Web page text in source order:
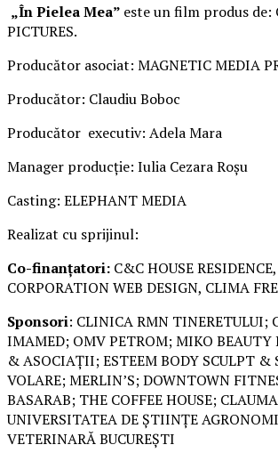
„În Pielea Mea” este un film produs de:
PICTURES.
Producător asociat: MAGNETIC MEDIA
Producător: Claudiu Boboc
Producător executiv: Adela Mara
Manager producție: Iulia Cezara Roșu
Casting: ELEPHANT MEDIA
Realizat cu sprijinul:
Co-finanțatori: C&C HOUSE
CORPORATION WEB DESIGN, CLIMA
Sponsori: CLINICA RMN TINERETULUI;
IMAMED; OMV PETROM; MIKO BEAUTY
& ASOCIAȚII; ESTEEM BODY SCULPT &
VOLARE; MERLIN’S; DOWNTOWN
BASARAB; THE COFFEE HOUSE;
UNIVERSITATEA DE ȘTIINȚE
VETERINARĂ BUCUREȘTI